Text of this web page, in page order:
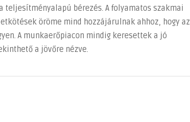
bérezés. A folyamatos szakmai
öröme mind hozzájárulnak ahhoz, hogy az
A munkaerőpiacon mindig keresettek a jó
a jövőre nézve.